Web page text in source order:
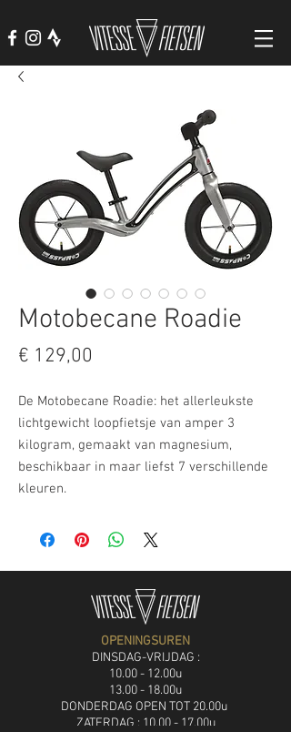
Motobecane Roadie
€ 129,00
De Motobecane Roadie: het allerleukste
lichtgewicht loopfietsje van amper 3
kilogram, gemaakt van magnesium,
beschikbaar in maar liefst 7 verschillende
kleuren.
OPENINGSUREN
DINSDAG-VRIJDAG :
10.00 - 12.00u
13.00 - 18.00u
DONDERDAG OPEN TOT 20.00u
ZATERDAG : 10.00 - 17.00u